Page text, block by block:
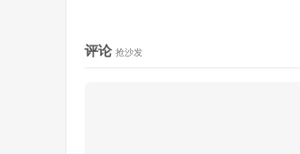
评论 抢沙发